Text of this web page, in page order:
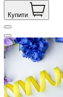
Купити